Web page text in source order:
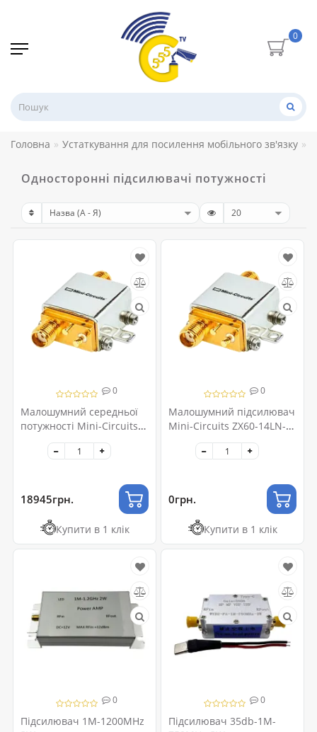
0
Головна Устаткування для посилення мобільного зв'язку
Односторонні підсилювачі потужності
0
Малошумний середньої
потужності Mini-Circuits
ZX60-83MP-S+ SMA-F 20dB
400MHz-8GHz
18945грн.
Купити в 1 клік
0
Малошумний підсилювач
Mini-Circuits ZX60-14LN-
S+ SMA-F 22dB 50MHz-
10GHz
0грн.
Купити в 1 клік
0
Підсилювач 1M-1200MHz
0
Підсилювач 35db-1M-